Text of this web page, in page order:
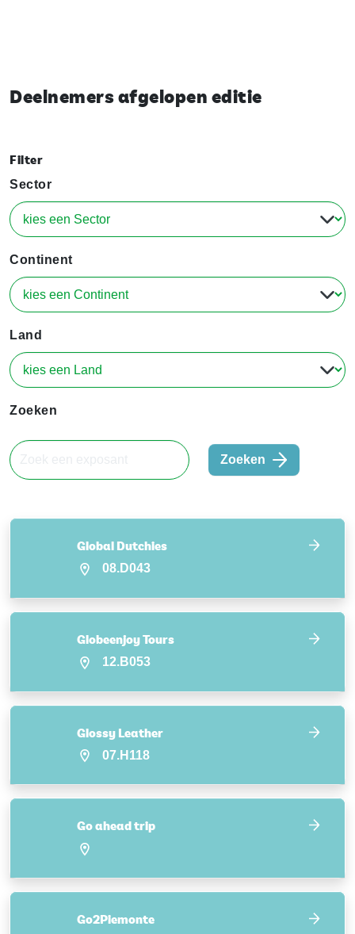
Deelnemers afgelopen editie
Filter
Sector
Continent
Land
Zoeken
Zoeken
Global Dutchies
08.D043
Globeenjoy Tours
12.B053
Glossy Leather
07.H118
Go ahead trip
Go2Piemonte